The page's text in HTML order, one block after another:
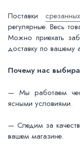
Поставки
регулярные. Весь
Можно приехать
доставку по вашему
Почему нас
— Мы работаем
ясными условиями.
— Следим за
вашем магазине.